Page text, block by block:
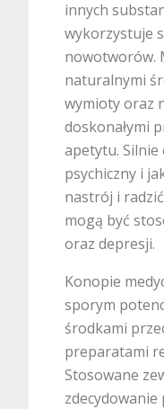
innych
wykorzystuje
nowotworów.
naturalnymi
wymioty oraz
doskonałymi
apetytu. Silnie
psychiczny i
nastrój i
mogą być
oraz depresji.
Konopie
sporym
środkami
preparatami
Stosowane